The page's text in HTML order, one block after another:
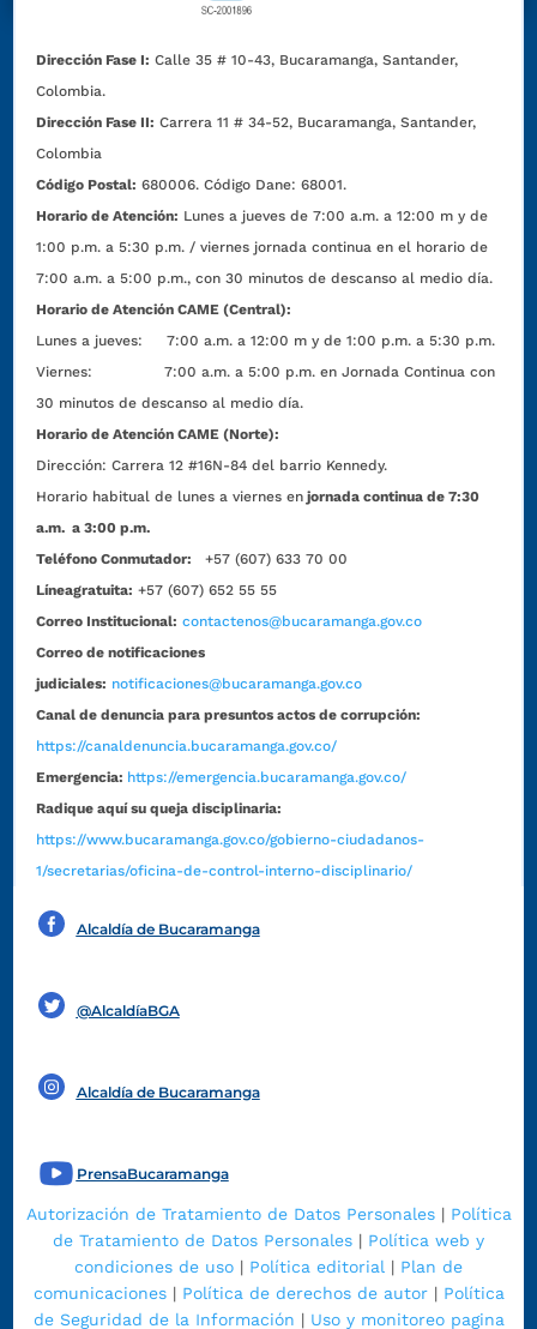
Dirección Fase I: Calle 35 # 10-43, Bucaramanga, Santander,
Colombia.
Dirección Fase II: Carrera 11 # 34-52, Bucaramanga, Santander,
Colombia
Código Postal: 680006. Código Dane: 68001.
Horario de Atención: Lunes a jueves de 7:00 a.m. a 12:00 m y de
1:00 p.m. a 5:30 p.m. / viernes jornada continua en el horario de
7:00 a.m. a 5:00 p.m., con 30 minutos de descanso al medio día.
Horario de Atención CAME (Central):
Lunes a jueves: 7:00 a.m. a 12:00 m y de 1:00 p.m. a 5:30 p.m.
Viernes: 7:00 a.m. a 5:00 p.m. en Jornada Continua con
30 minutos de descanso al medio día.
Horario de Atención CAME (Norte):
Dirección:Carrera 12 #16N-84 del barrio Kennedy.
Horario habitual de lunes a viernes en jornada continua de 7:30
a.m. a 3:00 p.m.
Teléfono Conmutador:
+57 (607) 633 70 00
Líneagratuita: +57 (607) 652 55 55
Correo Institucional: contactenos@bucaramanga.gov.co
Correo de notificaciones
judiciales: notificaciones@bucaramanga.gov.co
Canal de denuncia para presuntos actos de corrupción:
https://canaldenuncia.bucaramanga.gov.co/
Emergencia: https://emergencia.bucaramanga.gov.co/
Radique aquí su queja disciplinaria:
https://www.bucaramanga.gov.co/gobierno-ciudadanos-
1/secretarias/oficina-de-control-interno-disciplinario/
Alcaldía de Bucaramanga
@AlcaldíaBGA
Alcaldía de Bucaramanga
PrensaBucaramanga
Autorización de Tratamiento de Datos Personales| Política
de Tratamiento de Datos Personales | Política web y
condiciones de uso | Política editorial | Plan de
comunicaciones| Política de derechos de autor| Política
de Seguridad de la Información | Uso y monitoreo pagina